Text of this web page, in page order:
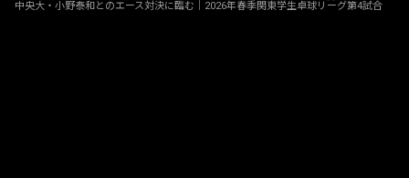
中央大・小野泰和とのエース対決に臨む｜2026年春季関東学生卓球リーグ第4試合